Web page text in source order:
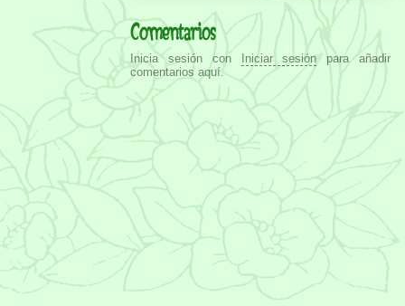
Comentarios
Inicia sesión con Iniciar sesiónpara añadir
comentarios aquí.